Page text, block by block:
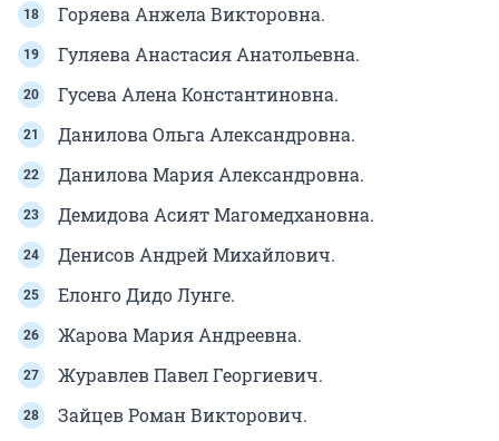
Горяева Анжела Викторовна.
Гуляева Анастасия Анатольевна.
Гусева Алена Константиновна.
Данилова Ольга Александровна.
Данилова Мария Александровна.
Демидова Асият Магомедхановна.
Денисов Андрей Михайлович.
Елонго Дидо Лунге.
Жарова Мария Андреевна.
Журавлев Павел Георгиевич.
Зайцев Роман Викторович.